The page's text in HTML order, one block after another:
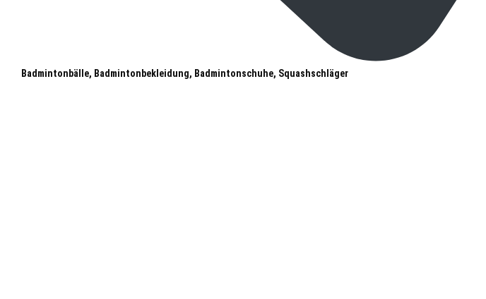
Badmintonbälle, Badmintonbekleidung, Badmintonschuhe, Squashschläger